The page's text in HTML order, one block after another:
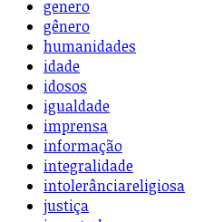
genero
gênero
humanidades
idade
idosos
igualdade
imprensa
informação
integralidade
intolerânciareligiosa
justiça